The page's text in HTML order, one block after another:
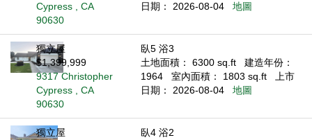
Cypress , CA
90630
日期： 2026-08-04
地圖
獨立屋
$1,399,999
9317 Christopher
Cypress , CA
90630
臥5 浴3
土地面積： 6300 sq.ft
建造年份：
1964
室內面積： 1803 sq.ft
上市
日期： 2026-08-04
地圖
獨立屋
臥4 浴2